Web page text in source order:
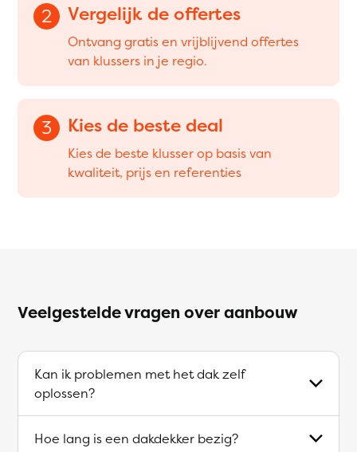
2 Vergelijk de offertes
Ontvang gratis en vrijblijvend offertes
van klussers in je regio.
3 Kies de beste deal
Kies de beste klusser op basis van
kwaliteit, prijs en referenties
Veelgestelde vragen over aanbouw
Kan ik problemen met het dak zelf
oplossen?
Hoe lang is een dakdekker bezig?